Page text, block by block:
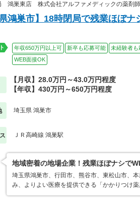
鴻巣東店 株式会社アルファメディックの薬剤
県鴻巣市】18時閉局で残業ほぼ
年収650万円以上可 新卒も応募可能 未経験者も
WEB面接OK
【月収】28.0万円～43.0万円程度
【年収】430万円～650万円程度
埼玉県 鴻巣市
ＪＲ高崎線 鴻巣駅
地域密着の地場企業！残業ほぼナシで
埼玉県鴻巣市、行田市、熊谷市、東松山市、
み、よりよい医療を提供できる「かかりつけ